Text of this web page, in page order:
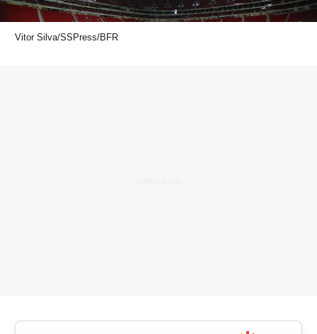
Vitor Silva/SSPress/BFR